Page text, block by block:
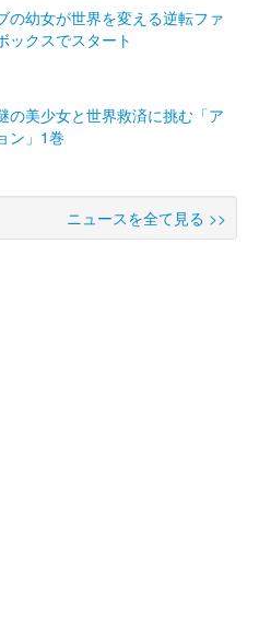
の幼女が世界を変える逆転ファ
クスでスタート
の美少女と世界救済に挑む「ア
ン」1巻
ニュースを全て見る >>